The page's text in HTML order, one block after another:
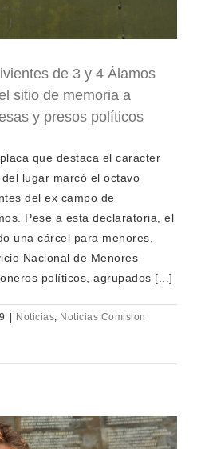
de 3 y 4 Álamos
sitio de memoria a
y presos políticos
que destaca el carácter
lugar marcó el octavo
del ex campo de
Pese a esta declaratoria, el
una cárcel para menores,
Nacional de Menores
políticos, agrupados [...]
| Noticias Noticias Comision